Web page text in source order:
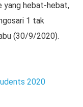
yang hebat-hebat,
1 tak
(30/9/2020).
2020